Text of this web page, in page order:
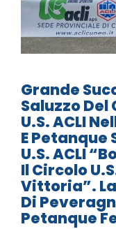
Grande
Saluzzo
U.S. ACLI
E Petanque
U.S. ACLI
Il Circolo
Vittoria”.
Di
Petanque